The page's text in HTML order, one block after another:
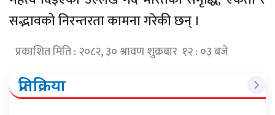
सद्भावको निरन्तरता कामना गरेकी छन् ।
प्रकाशित मिति : २०८२, ३० श्रावण शुक्रबार १२ : ०३ बजे
प्रतिक्रिया